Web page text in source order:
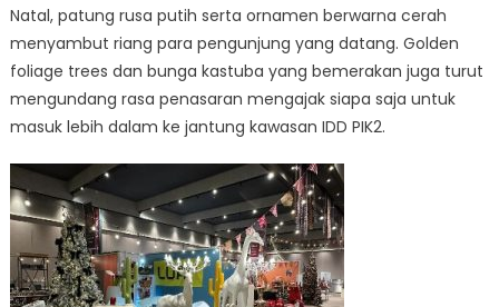
Natal, patung rusa putih serta ornamen berwarna cerah
menyambut riang para pengunjung yang datang. Golden
foliage trees dan bunga kastuba yang bemerakan juga turut
mengundang rasa penasaran mengajak siapa saja untuk
masuk lebih dalam ke jantung kawasan IDD PIK2.